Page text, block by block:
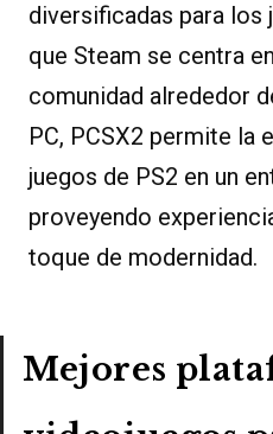
diversificadas para los
que Steam se centra
comunidad alrededor
PC, PCSX2 permite la
juegos de PS2 en un
proveyendo
toque de modernidad.
Mejores